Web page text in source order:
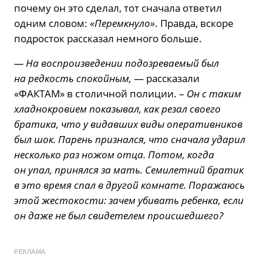
почему он это сделал, тот сначала ответил
одним словом: «Перемкнуло». Правда, вскоре
подросток рассказал немного больше.
— На воспроизведении подозреваемый был
на редкость спокойным, — рассказали
«ФАКТАМ» в столичной полиции. – Он с таким
хладнокровием показывал, как резал своего
братика, что у видавших виды оперативников
был шок. Парень признался, что сначала ударил
несколько раз ножом отца. Потом, когда
он упал, принялся за мать. Семилетний братик
в это время спал в другой комнате. Поражаюсь
этой жестокости: зачем убивать ребенка, если
он даже не был свидетелем происшедшего?
РЕКЛАМА